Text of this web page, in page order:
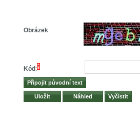
Obrázek:
Kód :*